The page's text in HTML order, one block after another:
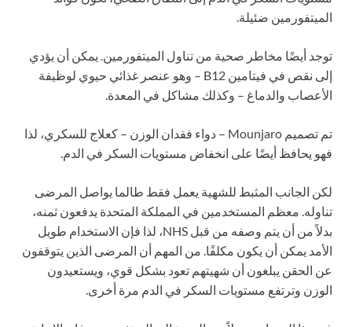
الميتفورمين ضئيلة.
توجد أيضًا مخاطر صحية من تناول الميتفورمين. يمكن أن يؤدي
إلى نقص في فيتامين B12 – وهو عنصر غذائي حيوي لوظيفة
الأعصاب والدماغ – وكذلك مشاكل في المعدة.
تم تصميم Mounjaro – دواء فقدان الوزن – كعلاج للسكري، لذا
فهو يحافظ أيضًا على انخفاض مستويات السكر في الدم.
لكن الجانب المثبط للشهية يعمل فقط طالما يواصل المرضى
تناوله. معظم المستخدمين في المملكة المتحدة يدفعون ثمنه،
بدلاً من أن يتم وصفه من قبل NHS، لذا فإن الاستخدام طويل
الأمد يمكن أن يكون مكلفًا. من المهم أن المرضى الذين يتوقفون
عن الحقن يبلغون أن شهيتهم تعود بشكل قوي، ويستعيدون
الوزن وترتفع مستويات السكر في الدم مرة أخرى.